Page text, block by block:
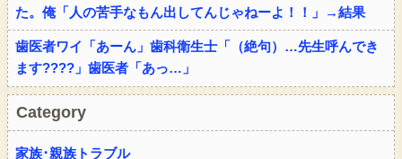
た。俺「人の苦手なもん出してんじゃねーよ！！」→結果
歯医者ワイ「あーん」歯科衛生士「（絶句）…先生呼んでき
ます????」歯医者「あっ…」
Category
家族･親族トラブル